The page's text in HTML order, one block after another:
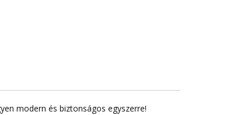
modern és biztonságos egyszerre!